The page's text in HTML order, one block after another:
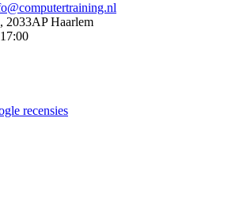
2033AP Haarlem
recensies